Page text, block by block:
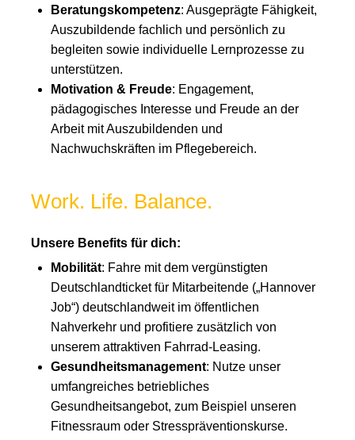
Beratungskompetenz: Ausgeprägte Fähigkeit,
Auszubildende fachlich und persönlich zu
begleiten sowie individuelle Lernprozesse zu
unterstützen.
Motivation & Freude: Engagement,
pädagogisches Interesse und Freude an der
Arbeit mit Auszubildenden und
Nachwuchskräften im Pflegebereich.
Work. Life. Balance.
Unsere Benefits für dich:
Mobilität: Fahre mit dem vergünstigten
Deutschlandticket für Mitarbeitende („Hannover
Job“) deutschlandweit im öffentlichen
Nahverkehr und profitiere zusätzlich von
unserem attraktiven Fahrrad-Leasing.
Gesundheitsmanagement: Nutze unser
umfangreiches betriebliches
Gesundheitsangebot, zum Beispiel unseren
Fitnessraum oder Stresspräventionskurse.